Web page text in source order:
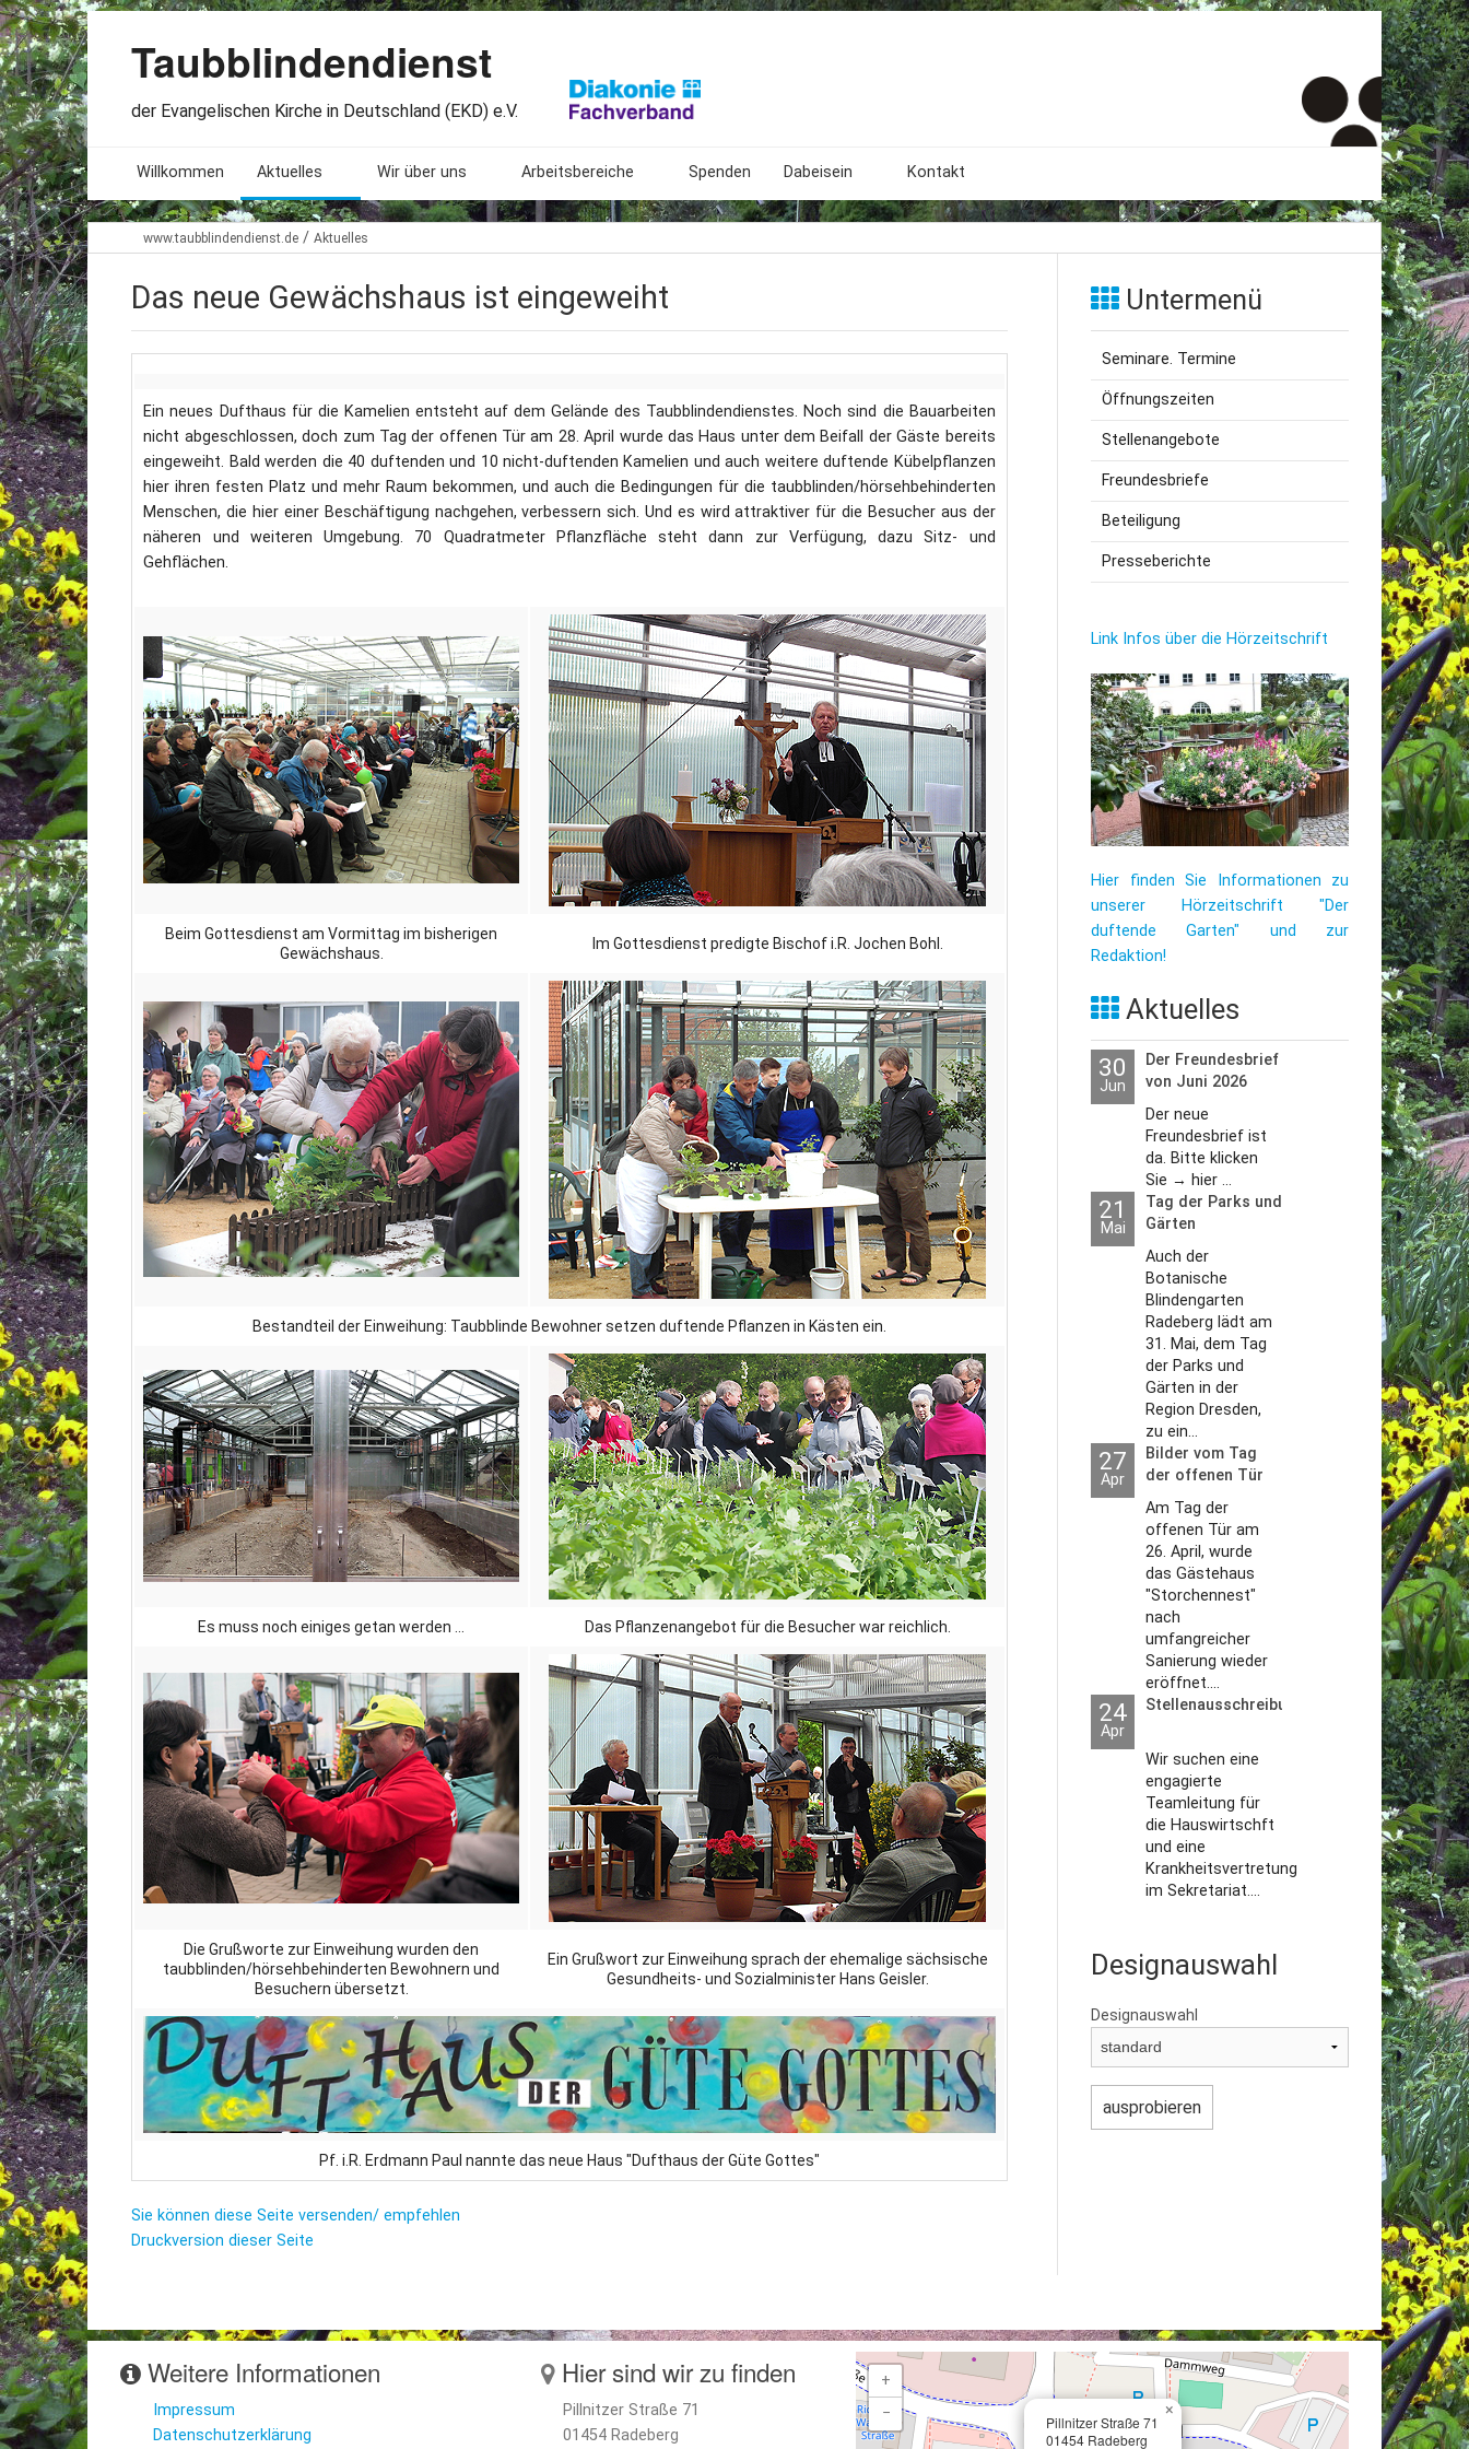
Taubblindendienst
der Evangelischen Kirche in Deutschland (EKD) e.V.
Willkommen Aktuelles
Seminare. Termine
Stellenangebote
Beteiligung
Presseberichte
Wir über uns
Leitlinien
Geschichte
Lageplan
Erinnerungen 20. Gartenfest
Arbeitsbereiche
Begegnungsstätte
Was wir extern tun
Das Lormalphabet
Ambulant Betreutes Wohnen
Gestaltung
Bedeutung
Dufthaus
Feste und Veranstaltungen
Seminare, Termine
Ehrungen und Mitgliedschaften
Veröffentlchungen
Basarverkauf
Öffnungszeiten
Spenden Dabeisein
Freiwilliges Soziales Jahr
Ehrenamtliche Mitarbeit
Kontakt
Mitarbeiter
Impressum
Links
Sitemap
Datenschutzerklärung
www.taubblindendienst.de / Aktuelles
Das neue Gewächshaus ist eingeweiht
Ein neues Dufthaus für die Kamelien entsteht auf dem Gelände des Taubblindendienstes. Noch sind die Bauarbeiten
nicht abgeschlossen, doch zum Tag der offenen Tür am 28. April wurde das Haus unter dem Beifall der Gäste bereits
eingeweiht. Bald werden die 40 duftenden und 10 nicht-duftenden Kamelien und auch weitere duftende Kübelpflanzen
hier ihren festen Platz und mehr Raum bekommen, und auch die Bedingungen für die taubblinden/hörsehbehinderten
Menschen, die hier einer Beschäftigung nachgehen, verbessern sich. Und es wird attraktiver für die Besucher aus der
näheren und weiteren Umgebung. 70 Quadratmeter Pflanzfläche steht dann zur Verfügung, dazu Sitz- und
Gehflächen.
Beim Gottesdienst am Vormittag im bisherigen
Gewächshaus.
Im Gottesdienst predigte Bischof i.R. Jochen Bohl.
Bestandteil der Einweihung: Taubblinde Bewohner setzen duftende Pflanzen in Kästen ein.
Es muss noch einiges getan werden ... Das Pflanzenangebot für die Besucher war reichlich.
Die Grußworte zur Einweihung wurden den
taubblinden/hörsehbehinderten Bewohnern und
Besuchern übersetzt.
Ein Grußwort zur Einweihung sprach der ehemalige sächsische
Gesundheits- und Sozialminister Hans Geisler.
Pf. i.R. Erdmann Paul nannte das neue Haus "Dufthaus der Güte Gottes"
Sie können diese Seite versenden/ empfehlen
Druckversion dieser Seite
Untermenü
Seminare. Termine
Öffnungszeiten
Stellenangebote
Freundesbriefe
Beteiligung
Presseberichte
Link Infos über die Hörzeitschrift
Hier finden Sie Informationen zu
unserer Hörzeitschrift "Der
duftende Garten" und zur
Redaktion!
Aktuelles
30
Jun
Der Freundesbrief
von Juni 2026
Der neue
Freundesbrief ist
da. Bitte klicken
Sie → hier ...
21
Mai
Tag der Parks und
Gärten
Auch der
Botanische
Blindengarten
Radeberg lädt am
31. Mai, dem Tag
der Parks und
Gärten in der
Region Dresden,
zu ein...
27
Apr
Bilder vom Tag
der offenen Tür
2026
Am Tag der
offenen Tür am
26. April, wurde
das Gästehaus
"Storchennest"
nach
umfangreicher
Sanierung wieder
eröffnet....
24
Apr
Stellenausschreibungen
Wir suchen eine
engagierte
Teamleitung für
die Hauswirtschft
und eine
Krankheitsvertretung
im Sekretariat....
Designauswahl
Designauswahl
Weitere Informationen
Impressum
Datenschutzerklärung
Hier sind wir zu finden
Pillnitzer Straße 71
01454 Radeberg
Pillnitzer Straße 71
01454 Radeberg
×
+
−